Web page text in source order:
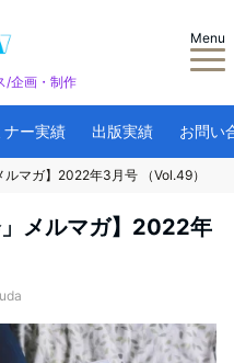
/企画・制作
Menu
ナー実績 出版実績 お問い
ルマガ】2022年3月号 （Vol.49）
」メルマガ】2022年